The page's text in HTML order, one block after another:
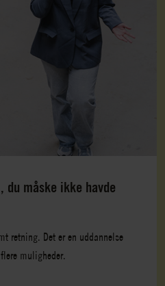
måske ikke havde
retning. Det er en uddannelse
muligheder.